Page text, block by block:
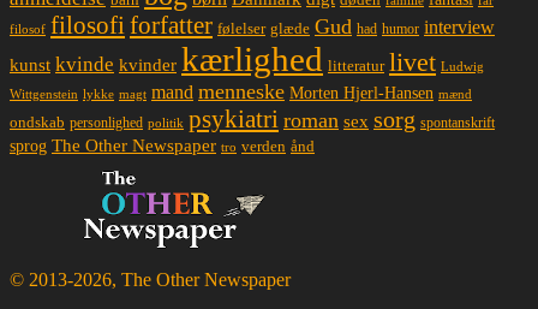
filosof filosofiforfatter følelser glæde Gud had humor interview
kunst kvinde kvinder kærlighed litteratur livet Ludwig
Wittgenstein lykke magt mand menneske Morten Hjerl-Hansen mænd
ondskab personlighed politik psykiatri roman sex sorg spontanskrift
sprog The Other Newspaper tro verden ånd
© 2013-2026, The Other Newspaper